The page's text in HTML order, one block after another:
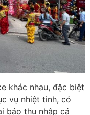
khác nhau, đặc biệt
vụ nhiệt tình, có
báo thu nhập cá